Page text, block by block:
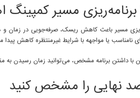
برنامه‌ریزی مسیر کمپینگ
مسیر باعث کاهش ریسک، صرفه‌جویی در زمان و
نامناسب یا مواجهه با شرایط غیرمنتظره کاهش پیدا
با داشتن برنامه مشخص، می‌توانید زمان رسیدن
نهایی را مشخص کنید